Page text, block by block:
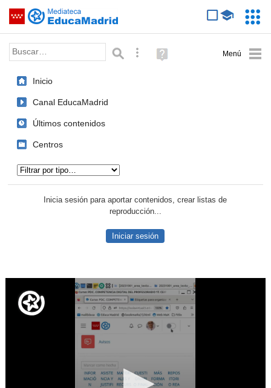
Saltar navegación
Palabra o frase: Búsqueda avanzada
Ayuda
(en
Inicio
Canal EducaMadrid
Últimos contenidos
Centros
Inicia sesión para aportar contenidos, crear listas de
reproducción...
Iniciar sesión